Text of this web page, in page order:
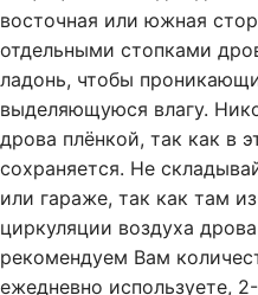
восточная или южная
отдельными стопками
ладонь, чтобы
выделяющуюся влагу.
дрова плёнкой, так как в
сохраняется. Не
или гараже, так как там
циркуляции воздуха
рекомендуем Вам
ежедневно используете,